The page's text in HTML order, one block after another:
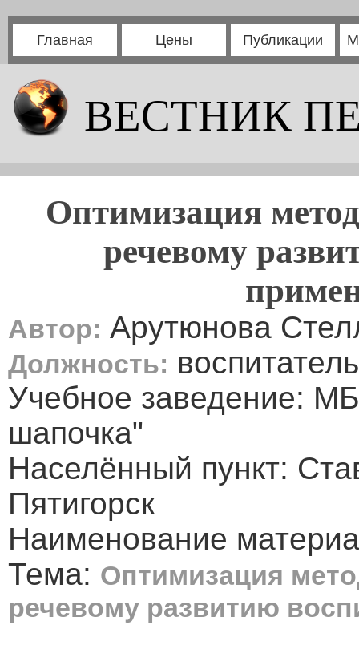
Главная Цены Публикации
ВЕСТНИК
Оптимизация
речевому
Автор: Арутюнова
Должность: воспитатель
Учебное заведение:
шапочка"
Населённый пункт:
Пятигорск
Наименование
Тема: Оптимизация
речевому развитию